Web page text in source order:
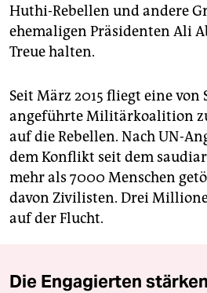
Huthi-Rebellen und andere
ehemaligen Präsidenten Ali
Treue halten.
Seit März 2015 fliegt eine von
angeführte Militärkoalition
auf die Rebellen. Nach UN-
dem Konflikt seit dem
mehr als 7000 Menschen
davon Zivilisten. Drei
auf der Flucht.
Die Engagierten stärken